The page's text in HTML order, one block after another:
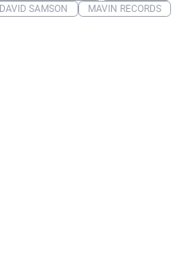
DAVID SAMSON
MAVIN RECORDS